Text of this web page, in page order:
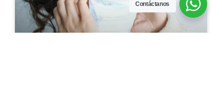
Contáctanos